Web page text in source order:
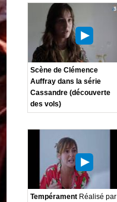
Scène de Clémence
Auffray dans la série
Cassandre (découverte
des vols)
Tempérament Réalisé par